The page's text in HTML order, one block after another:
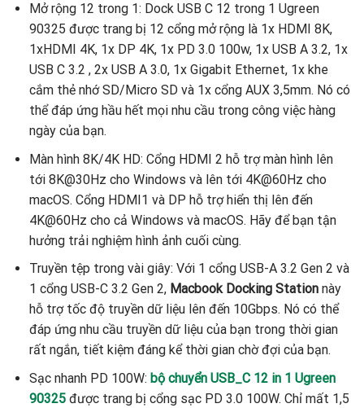
Mở rộng 12 trong 1: Dock USB C 12 trong 1 Ugreen
90325 được trang bị 12 cổng mở rộng là 1x HDMI 8K,
1xHDMI 4K, 1x DP 4K, 1x PD 3.0 100w, 1x USB A 3.2, 1x
USB C 3.2 , 2x USB A 3.0, 1x Gigabit Ethernet, 1x khe
cắm thẻ nhớ SD/Micro SD và 1x cổng AUX 3,5mm. Nó có
thể đáp ứng hầu hết mọi nhu cầu trong công việc hàng
ngày của bạn.
Màn hình 8K/4K HD: Cổng HDMI 2 hỗ trợ màn hình lên
tới 8K@30Hz cho Windows và lên tới 4K@60Hz cho
macOS. Cổng HDMI1 và DP hỗ trợ hiển thị lên đến
4K@60Hz cho cả Windows và macOS. Hãy để bạn tận
hưởng trải nghiệm hình ảnh cuối cùng.
Truyền tệp trong vài giây: Với 1 cổng USB-A 3.2 Gen 2 và
1 cổng USB-C 3.2 Gen 2, Macbook Docking Stationnày
hỗ trợ tốc độ truyền dữ liệu lên đến 10Gbps. Nó có thể
đáp ứng nhu cầu truyền dữ liệu của bạn trong thời gian
rất ngắn, tiết kiệm đáng kể thời gian chờ đợi của bạn.
Sạc nhanh PD 100W: bộ chuyển USB_C 12 in 1 Ugreen
90325được trang bị cổng sạc PD 3.0 100W. Chỉ mất 1,5